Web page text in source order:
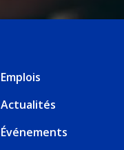
Emplois
Actualités
Événements